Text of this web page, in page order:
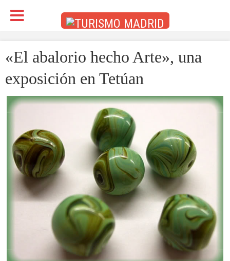
«El abalorio hecho Arte», una
exposición en Tetúan